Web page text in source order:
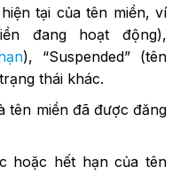
tại của tên miền, ví
đang hoạt động),
), “Suspended” (tên
thái khác.
tên miền đã được đăng
hoặc hết hạn của tên